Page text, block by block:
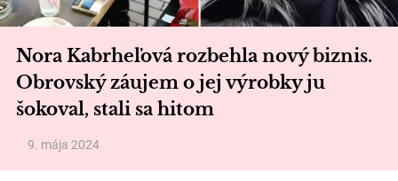
Nora Kabrheľová rozbehla nový biznis.
Obrovský záujem o jej výrobky ju
šokoval, stali sa hitom
9. mája 2024